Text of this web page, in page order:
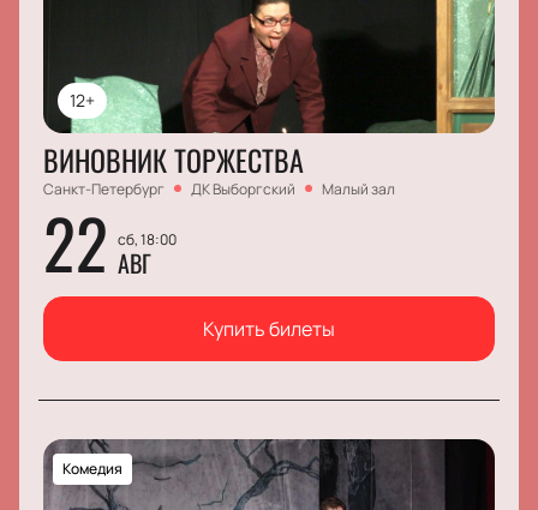
12+
ВИНОВНИК ТОРЖЕСТВА
Санкт-Петербург ДК Выборгский Малый зал
22 сб, 18:00
АВГ
Купить билеты
Комедия